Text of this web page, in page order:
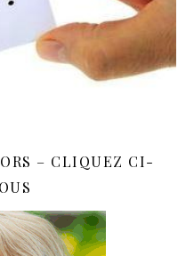
– CLIQUEZ CI-